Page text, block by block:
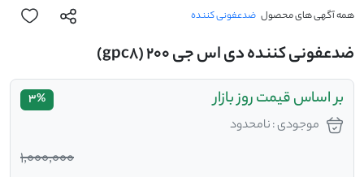
همه آگهی های محصول ضدعفونی کننده
ضدعفونی کننده دی اس جی 200 (gpc8)
بر اساس قیمت روز بازار
موجودی : نامحدود
3%
1,000,000